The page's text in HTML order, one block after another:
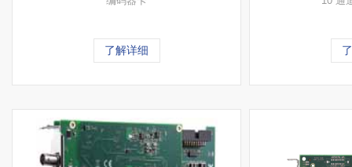
了解详细